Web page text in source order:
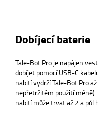
Dobíjecí baterie
Tale-Bot Pro je napájen
dobíjet pomocí USB-C
nabití vydrží Tale-Bot Pro
nepřetržitém použití
nabití může trvat až 2 a půl